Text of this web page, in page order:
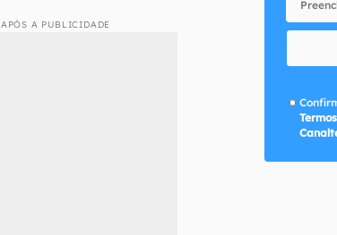
A PUBLICIDADE